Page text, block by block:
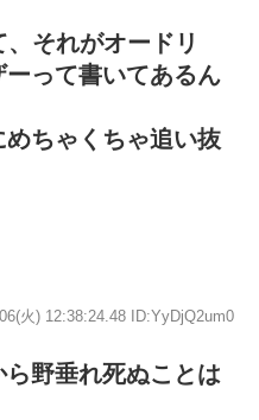
それがオードリ
って書いてあるん
ちゃくちゃ追い抜
火) 12:38:24.48 ID:YyDjQ2um0
野垂れ死ぬことは